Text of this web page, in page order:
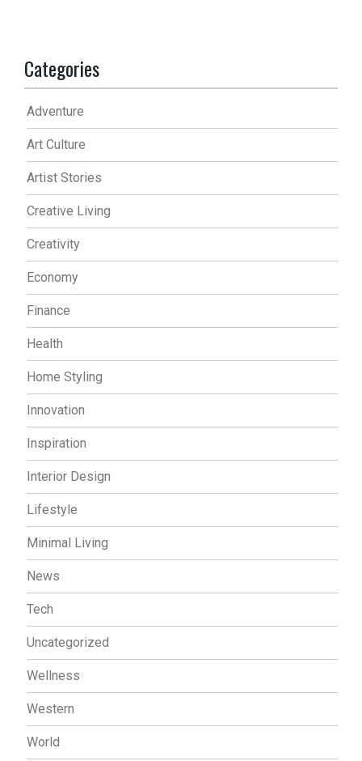
Categories
Adventure
Art Culture
Artist Stories
Creative Living
Creativity
Economy
Finance
Health
Home Styling
Innovation
Inspiration
Interior Design
Lifestyle
Minimal Living
News
Tech
Uncategorized
Wellness
Western
World